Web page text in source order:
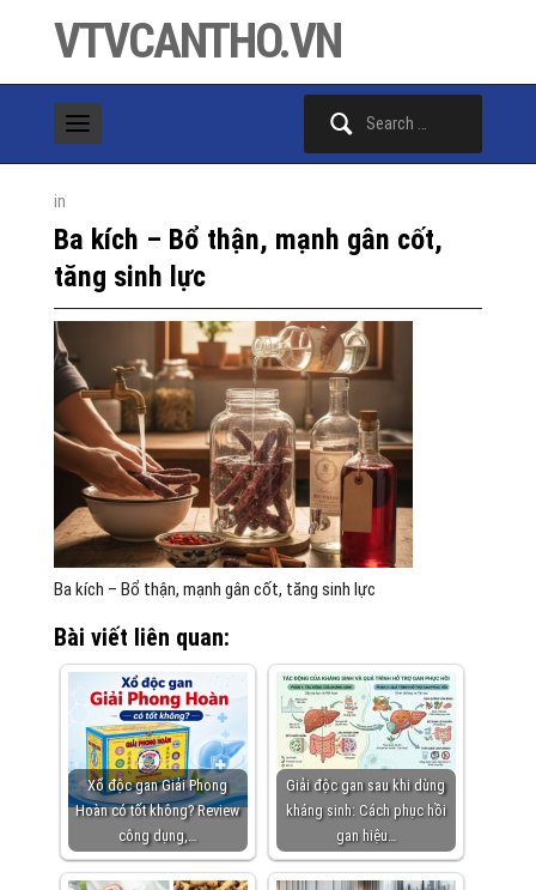
VTVCANTHO.VN
in
Ba kích – Bổ thận, mạnh gân cốt,
tăng sinh lực
Ba kích – Bổ thận, mạnh gân cốt, tăng sinh lực
Bài viết liên quan:
Xổ độc gan Giải Phong
Hoàn có tốt không? Review
công dụng,…
Giải độc gan sau khi dùng
kháng sinh: Cách phục hồi
gan hiệu…